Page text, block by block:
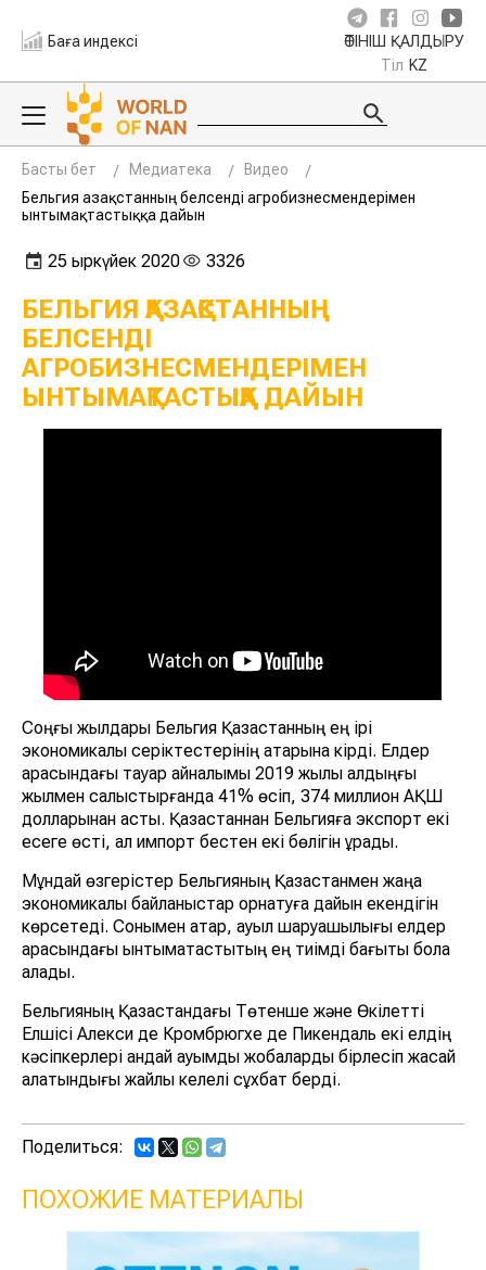
Баға индексі ӨТІНІШ ҚАЛДЫРУ
Тіл KZ
Басты бет Медиатека
Видео
Бельгия Қазақстанның белсенді агробизнесмендерімен
ынтымақтастыққа дайын
25 қыркүйек 2020 3326
БЕЛЬГИЯ ҚАЗАҚСТАННЫҢ
БЕЛСЕНДІ
АГРОБИЗНЕСМЕНДЕРІМЕН
ЫНТЫМАҚТАСТЫҚҚА ДАЙЫН
Соңғы жылдары Бельгия Қазақстанның ең ірі
экономикалық серіктестерінің қатарына кірді. Елдер
арасындағы тауар айналымы 2019 жылы алдыңғы
жылмен салыстырғанда 41% өсіп, 374 миллион АҚШ
долларынан асты. Қазақстаннан Бельгияға экспорт екі
есеге өсті, ал импорт бестен екі бөлігін құрады.
Мұндай өзгерістер Бельгияның Қазақстанмен жаңа
экономикалық байланыстар орнатуға дайын екендігін
көрсетеді. Сонымен қатар, ауыл шаруашылығы елдер
арасындағы ынтымақтастықтың ең тиімді бағыты бола
алады.
Бельгияның Қазақстандағы Төтенше және Өкілетті
Елшісі Алекси де Кромбрюгхе де Пикендаль екі елдің
кәсіпкерлері қандай ауқымды жобаларды бірлесіп жасай
алатындығы жайлы келелі сұхбат берді.
Поделиться:
ПОХОЖИЕ МАТЕРИАЛЫ